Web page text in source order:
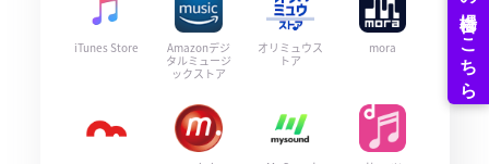
iTunes Store
Amazonデジ
タルミュージ
ックストア
オリミュウス
トア
mora